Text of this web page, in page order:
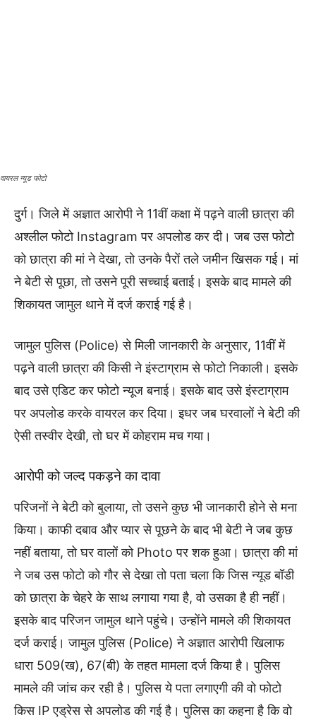
वायरल न्यूड फोटो
दुर्ग। जिले में अज्ञात आरोपी ने 11वीं कक्षा में पढ़ने वाली छात्रा की
अश्लील फोटो Instagram पर अपलोड कर दी। जब उस फोटो
को छात्रा की मां ने देखा, तो उनके पैरों तले जमीन खिसक गई। मां
ने बेटी से पूछा, तो उसने पूरी सच्चाई बताई। इसके बाद मामले की
शिकायत जामुल थाने में दर्ज कराई गई है।
जामुल पुलिस (Police) से मिली जानकारी के अनुसार, 11वीं में
पढ़ने वाली छात्रा की किसी ने इंस्टाग्राम से फोटो निकाली। इसके
बाद उसे एडिट कर फोटो न्यूज बनाई। इसके बाद उसे इंस्टाग्राम
पर अपलोड करके वायरल कर दिया। इधर जब घरवालों ने बेटी की
ऐसी तस्वीर देखी, तो घर में कोहराम मच गया।
आरोपी को जल्द पकड़ने का दावा
परिजनों ने बेटी को बुलाया, तो उसने कुछ भी जानकारी होने से मना
किया। काफी दबाव और प्यार से पूछने के बाद भी बेटी ने जब कुछ
नहीं बताया, तो घर वालों को Photo पर शक हुआ। छात्रा की मां
ने जब उस फोटो को गौर से देखा तो पता चला कि जिस न्यूड बॉडी
को छात्रा के चेहरे के साथ लगाया गया है, वो उसका है ही नहीं।
इसके बाद परिजन जामुल थाने पहुंचे। उन्होंने मामले की शिकायत
दर्ज कराई। जामुल पुलिस (Police) ने अज्ञात आरोपी खिलाफ
धारा 509(ख), 67(बी) के तहत मामला दर्ज किया है। पुलिस
मामले की जांच कर रही है। पुलिस ये पता लगाएगी की वो फोटो
किस IP एड्रेस से अपलोड की गई है। पुलिस का कहना है कि वो